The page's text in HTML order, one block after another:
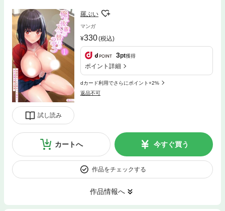
試し読み
羅ぶい
マンガ
330(税込)
3pt獲得
ポイント詳細
dカード利用でさらにポイント+2%
返品不可
カートへ 今すぐ買う
作品をチェックする
作品情報へ